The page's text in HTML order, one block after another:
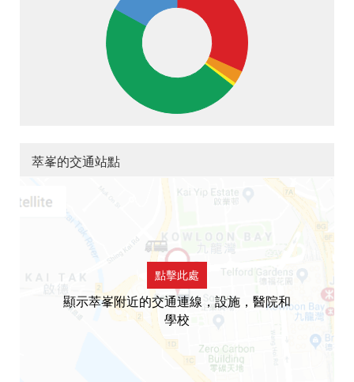
萃峯的交通站點
點擊此處
顯示萃峯附近的交通連線，設施，醫院和
學校